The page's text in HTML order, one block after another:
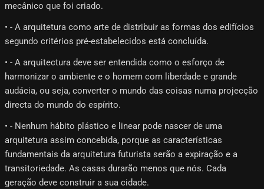
mecânico que foi criado.
• - A arquitetura como arte de distribuir as formas dos edifícios
segundo critérios pré-estabelecidos está concluída.
• - A arquitectura deve ser entendida como o esforço de
harmonizar o ambiente e o homem com liberdade e grande
audácia, ou seja, converter o mundo das coisas numa projecção
directa do mundo do espírito.
• - Nenhum hábito plástico e linear pode nascer de uma
arquitetura assim concebida, porque as características
fundamentais da arquitetura futurista serão a expiração e a
transitoriedade. As casas durarão menos que nós. Cada
geração deve construir a sua cidade.